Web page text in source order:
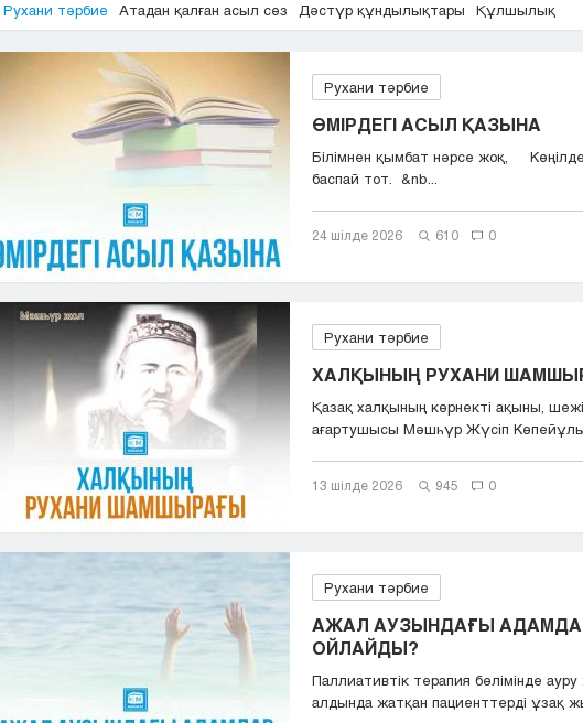
Рухани тәрбие
Атадан қалған асыл сөз Дәстүр құндылықтары Құлшылық
Рухани тәрбие
ӨМІРДЕГІ АСЫЛ ҚАЗЫНА
Білімнен қымбат нәрсе жоқ,
баспай тот. &nb...
24 шілде 2026 610 0
Рухани тәрбие
ХАЛҚЫНЫҢ РУХАНИ
Қазақ халқының көрнекті ақыны,
ағартушысы Мәшһүр Жүсіп Көпейұлы
13 шілде 2026 945 0
Рухани тәрбие
АЖАЛ АУЗЫНДАҒЫ
ОЙЛАЙДЫ?
Паллиативтік терапия бөлімінде ауру
алдында жатқан пациенттерді ұзақ